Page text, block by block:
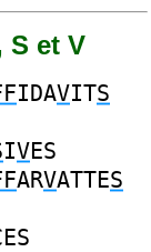
S et V
IDAVITS
IVES
ARVATTES